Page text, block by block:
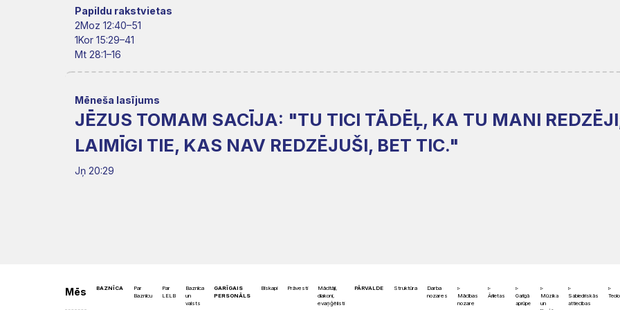
Dievnami
Iepazīsti
kristietību
Misija
Indijā
Rīts
Draudzēm
Papildu rakstvietas
2Moz 12:40–51
1Kor 15:29–41
Mt 28:1–16
Mēneša lasījums
JĒZUS TOMAM SACĪJA: "TU TICI TĀDĒĻ, KA TU MANI
LAIMĪGI TIE, KAS NAV REDZĒJUŠI, BET TIC."
Jņ 20:29
Mēs BAZNĪCA
Par
Baznīcu
Par
LELB
Baznīca
un
valsts
GARĪGAIS
PERSONĀLS
Bīskapi Prāvesti
Mācītāji,
diakoni,
evaņģēlisti
PĀRVALDE Struktūra
Darba
nozares
Mācības
nozare
Ārlietas
Garīgā
aprūpe
Mūzika
un
Sabiedriskās
attiecības